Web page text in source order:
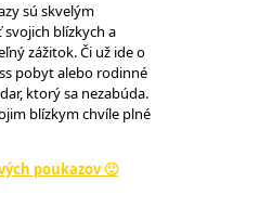
sú skvelým
blízkych a
zážitok. Či už ide o
pobyt alebo rodinné
ktorý sa nezabúda.
blízkym chvíle plné
poukazov 🙂